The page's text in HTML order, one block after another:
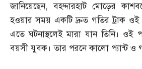
জানিয়েছেন,বহদ্দারহাট মোড়ের
হওয়ার সময় একটি দ্রুত গতির ট্রাক ওই
এতে ঘটনাস্থলেই মারা যান তিনি। ওই
বয়সী যুবক। তার পরনে কালো প্যান্ট ও